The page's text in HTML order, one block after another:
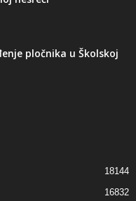
pločnika u Školskoj
18144
16832